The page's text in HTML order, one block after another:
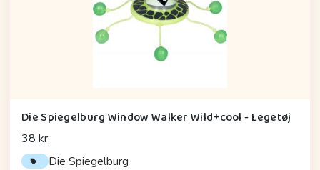
Die Spiegelburg Window Walker Wild+cool - Legetøj
38 kr.
Die Spiegelburg